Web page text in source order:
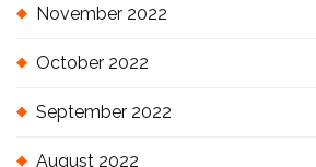
November 2022
October 2022
September 2022
August 2022